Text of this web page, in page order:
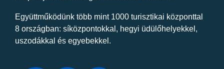
Együttműködünk több mint 1000 turisztikai központtal
8 országban: síközpontokkal, hegyi üdülőhelyekkel,
uszodákkal és egyebekkel.